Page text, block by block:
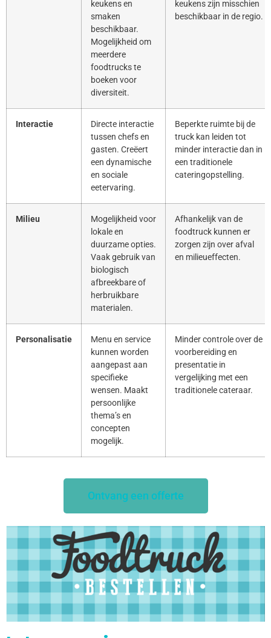
keukens en
smaken
beschikbaar.
Mogelijkheid om
meerdere
foodtrucks te
boeken voor
diversiteit.
keukens zijn misschien
beschikbaar in de regio.
Interactie
Directe interactie
tussen chefs en
gasten. Creëert
een dynamische
en sociale
eetervaring.
Beperkte ruimte bij de
truck kan leiden tot
minder interactie dan in
een traditionele
cateringopstelling.
Milieu
Mogelijkheid voor
lokale en
duurzame opties.
Vaak gebruik van
biologisch
afbreekbare of
herbruikbare
materialen.
Afhankelijk van de
foodtruck kunnen er
zorgen zijn over afval
en milieueffecten.
Personalisatie
Menu en service
kunnen worden
aangepast aan
specifieke
wensen. Maakt
persoonlijke
thema’s en
concepten
mogelijk.
Minder controle over de
voorbereiding en
presentatie in
vergelijking met een
traditionele cateraar.
Ontvang een offerte